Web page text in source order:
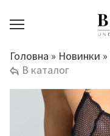
Головна » Новинки »
В каталог